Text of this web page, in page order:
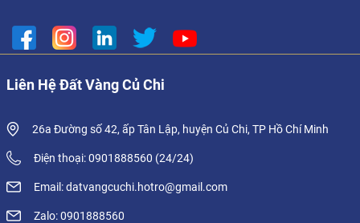
Liên Hệ Đất Vàng Củ Chi
26a Đường số 42, ấp Tân Lập, huyện Củ Chi, TP Hồ Chí Minh
Điện thoại: 0901888560 (24/24)
Email: datvangcuchi.hotro@gmail.com
Zalo: 0901888560